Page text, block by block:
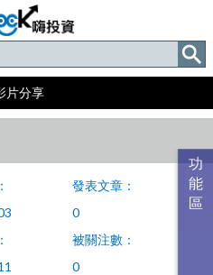
片分享
發表文章：
0
被關注數：
0